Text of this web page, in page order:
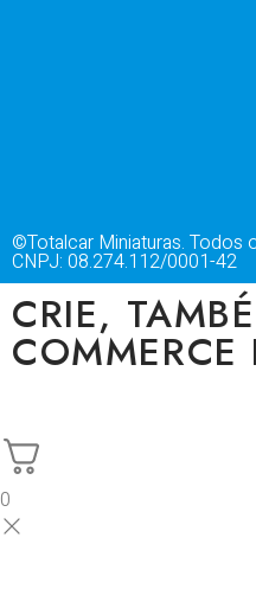
©Totalcar Miniaturas. Todos
CNPJ: 08.274.112/0001-42
CRIE,
COMMERCE
0